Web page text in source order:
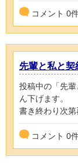
コメント 0
先輩と私と契
投稿中の「先
ん下げます。
書き終わり次第
コメント 0